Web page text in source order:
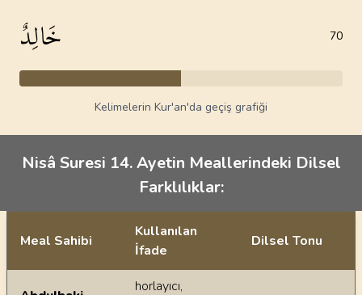
خَالِدٌ 70
Kelimelerin Kur'an'da geçiş grafiği
Nisâ Suresi 14. Ayetin Meallerindeki Dilsel
Farklılıklar:
Ayetin meallerindeki dilsel farklılıklar
Meal Sahibi
Kullanılan
İfade
Dilsel Tonu
horlayıcı,